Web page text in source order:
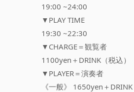
19:00 ~24:00
▼PLAY TIME
19:30 ~22:30
▼CHARGE＝観覧者
1100yen＋DRINK（税込）
▼PLAYER＝演奏者
《一般》 1650yen＋DRINK